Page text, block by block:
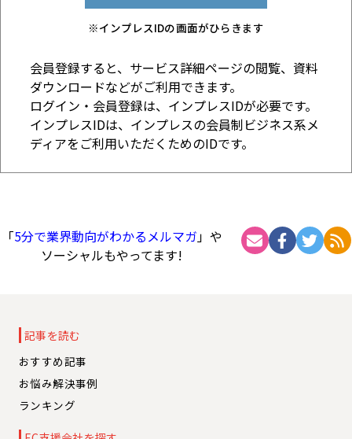
※インプレスIDの画面がひらきます
会員登録すると、サービス詳細ページの閲覧、資料
ダウンロードなどがご利用できます。
ログイン・会員登録は、インプレスIDが必要です。
インプレスIDは、インプレスの会員制ビジネス系メ
ディアをご利用いただくためのIDです。
「5分で業界動向がわかるメルマガ」や
ソーシャルもやってます!
記事を読む
おすすめ記事
お悩み解決事例
ランキング